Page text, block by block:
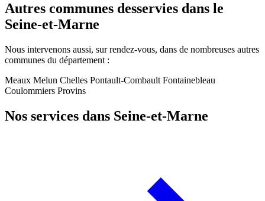
Autres communes desservies dans le
Seine-et-Marne
Nous intervenons aussi, sur rendez-vous, dans de nombreuses autres
communes du département :
Meaux Melun Chelles Pontault-Combault Fontainebleau
Coulommiers Provins
Nos services dans Seine-et-Marne